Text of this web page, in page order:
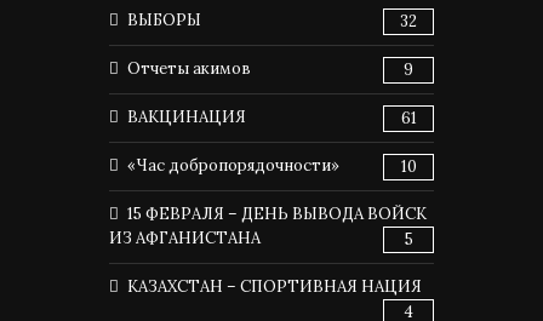
ВЫБОРЫ 32
Отчеты акимов 9
ВАКЦИНАЦИЯ 61
«Час добропорядочности» 10
15 ФЕВРАЛЯ – ДЕНЬ ВЫВОДА ВОЙСК
ИЗ АФГАНИСТАНА
5
КАЗАХСТАН – СПОРТИВНАЯ НАЦИЯ
4